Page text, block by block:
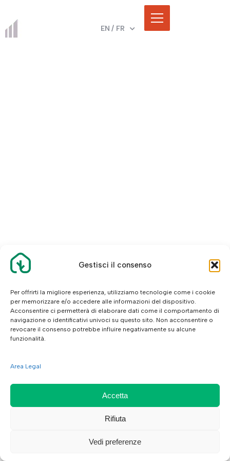
Gestisci il consenso
Per offrirti la migliore esperienza, utilizziamo tecnologie come i cookie
per memorizzare e/o accedere alle informazioni del dispositivo.
Acconsentire ci permetterà di elaborare dati come il comportamento di
navigazione o identificativi univoci su questo sito. Non acconsentire o
revocare il consenso potrebbe influire negativamente su alcune
funzionalità.
Area Legal
Accetta
Rifiuta
Vedi preferenze
EN / FR